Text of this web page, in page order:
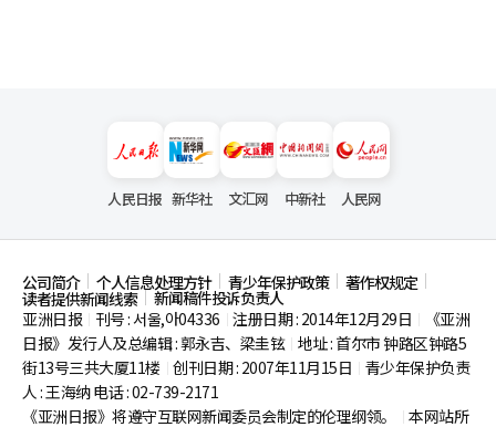
人民日报 新华社 文汇网 中新社 人民网
公司简介 个人信息处理方针 青少年保护政策 著作权规定
读者提供新闻线索
新闻稿件投诉负责人
亚洲日报
刊号 : 서울,아04336 注册日期 : 2014年12月29日
《亚洲
日报》发行人及总编辑 : 郭永吉、梁圭铉 地址 : 首尔市钟路区钟路5
街13号三共大厦11楼 创刊日期 : 2007年11月15日
青少年保护负责
人 : 王海纳 电话 : 02-739-2171
《亚洲日报》将遵守互联网新闻委员会制定的伦理纲领。
本网站所